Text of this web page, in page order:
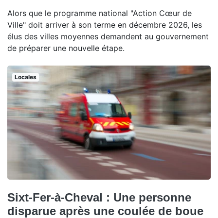
Alors que le programme national "Action Cœur de
Ville" doit arriver à son terme en décembre 2026, les
élus des villes moyennes demandent au gouvernement
de préparer une nouvelle étape.
Locales
Sixt-Fer-à-Cheval : Une personne
disparue après une coulée de boue